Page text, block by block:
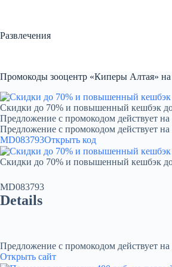
Развлечения
Промокоды зооцентр «Киперы Алтая» на
Скидки до 70% и повышенный кешбэк
Предложение с промокодом действует на
Предложение с промокодом действует на
MD083793Открыть код
Скидки до 70% и повышенный кешбэк
MD083793
Details
Предложение с промокодом действует на
Открыть сайт